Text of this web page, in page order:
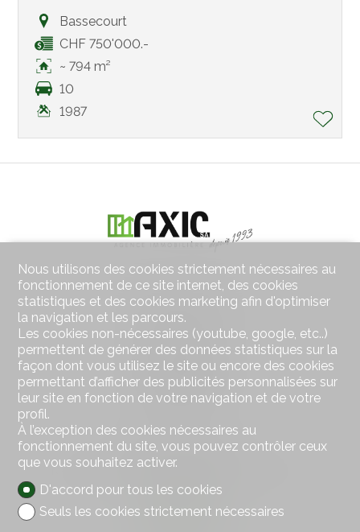
Bassecourt
CHF 750'000.-
~ 794 m²
10
1987
Contactez-nous
AXIC SA
Rue des Moulins 18
2800 Delémont
Tél.032 422 64 67
Mob.079 439 59 20
Fax 032 422 65 14
Restez connecté
Ne laissez aucun bien vous échapper, inscrivez-vous
gratuitement.
S'abonner
Nous utilisons des cookies strictement nécessaires au
fonctionnement de ce site internet, des cookies
statistiques et des cookies marketing afin d'optimiser
la navigation et les parcours.
Les cookies non-nécessaires (youtube, google, etc..)
permettent de générer des données statistiques sur la
façon dont vous utilisez le site ou encore des cookies
permettant d’afficher des publicités personnalisées sur
leur site en fonction de votre navigation et de votre
profil.
À l’exception des cookies nécessaires au
fonctionnement du site, vous pouvez contrôler ceux
que vous souhaitez activer.
D'accord pour tous les cookies
Seuls les cookies strictement nécessaires